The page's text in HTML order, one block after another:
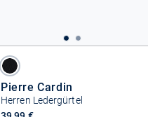
Pierre Cardin
Herren Ledergürtel